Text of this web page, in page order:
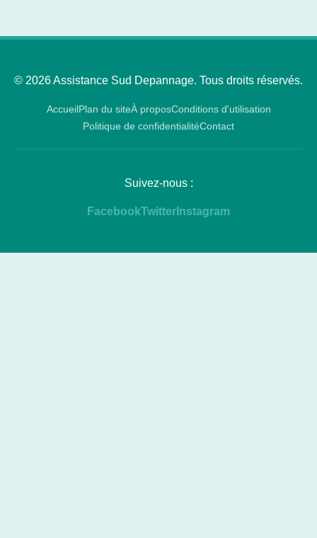
© 2026 Assistance Sud Depannage. Tous droits réservés.
AccueilPlan du siteÀ proposConditions d'utilisation
Politique de confidentialitéContact
Suivez-nous :
FacebookTwitter Instagram